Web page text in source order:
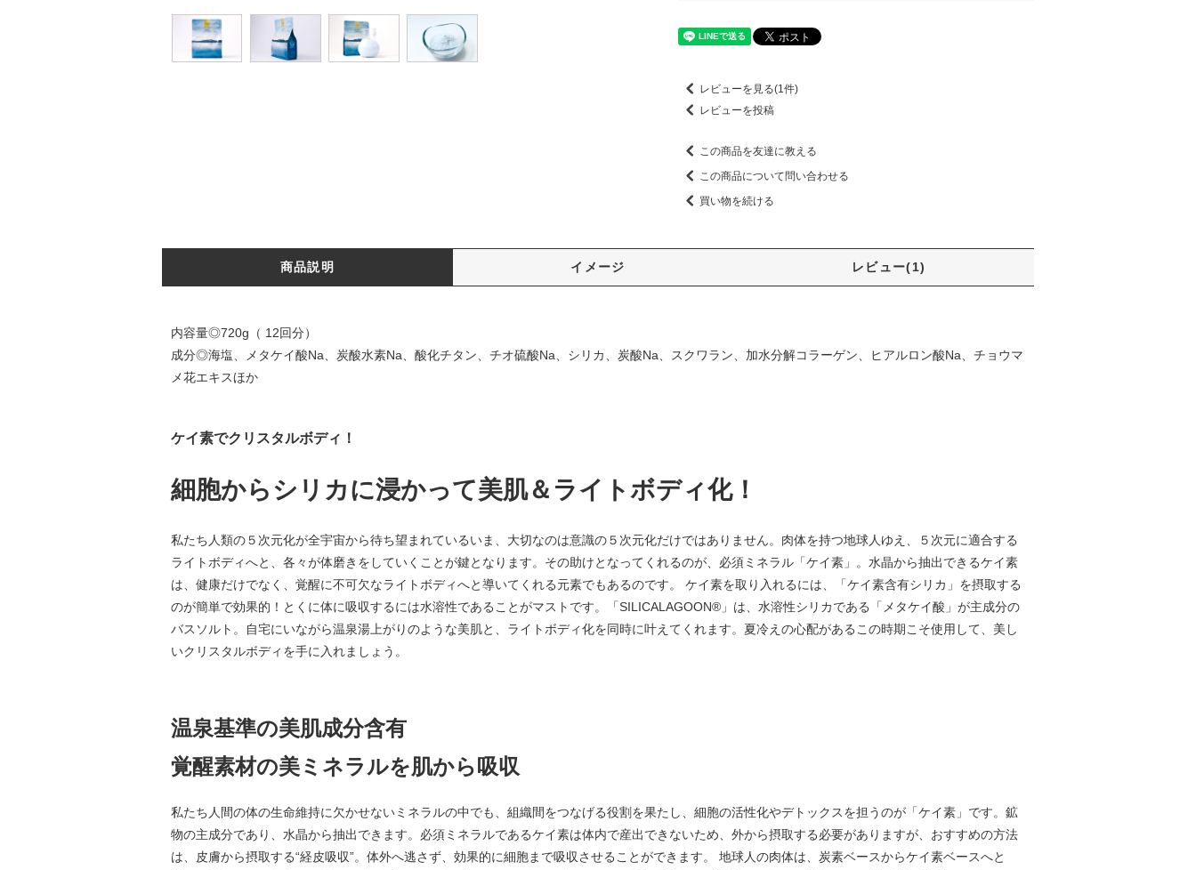
レビューを見る(1件)
レビューを投稿
この商品を友達に教える
この商品について問い合わせる
買い物を続ける
商品説明 イメージ レビュー(1)
内容量◎720g（ 12回分）
成分◎海塩、メタケイ酸Na、炭酸水素Na、酸化チタン、チオ硫酸Na、シリカ、炭酸Na、スクワラン、加水分解コラーゲン、ヒアルロン酸Na、チョウマ
メ花エキスほか
ケイ素でクリスタルボディ！
細胞からシリカに浸かって美肌＆ライトボディ化！
私たち人類の５次元化が全宇宙から待ち望まれているいま、大切なのは意識の５次元化だけではありません。肉体を持つ地球人ゆえ、５次元に適合する
ライトボディへと、各々が体磨きをしていくことが鍵となります。その助けとなってくれるのが、必須ミネラル「ケイ素」。水晶から抽出できるケイ素
は、健康だけでなく、覚醒に不可欠なライトボディへと導いてくれる元素でもあるのです。 ケイ素を取り入れるには、「ケイ素含有シリカ」を摂取する
のが簡単で効果的！とくに体に吸収するには水溶性であることがマストです。「SILICALAGOON®」は、水溶性シリカである「メタケイ酸」が主成分の
バスソルト。自宅にいながら温泉湯上がりのような美肌と、ライトボディ化を同時に叶えてくれます。夏冷えの心配があるこの時期こそ使用して、美し
いクリスタルボディを手に入れましょう。
温泉基準の美肌成分含有
覚醒素材の美ミネラルを肌から吸収
私たち人間の体の生命維持に欠かせないミネラルの中でも、組織間をつなげる役割を果たし、細胞の活性化やデトックスを担うのが「ケイ素」です。鉱
物の主成分であり、水晶から抽出できます。必須ミネラルであるケイ素は体内で産出できないため、外から摂取する必要がありますが、おすすめの方法
は、皮膚から摂取する“経皮吸収”。体外へ逃さず、効果的に細胞まで吸収させることができます。 地球人の肉体は、炭素ベースからケイ素ベースへと